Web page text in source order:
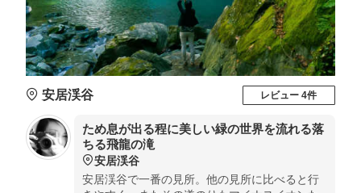
安居渓谷 レビュー 4件
ため息が出る程に美しい緑の世界を流れる落
ちる飛龍の滝
安居渓谷
安居渓谷で一番の見所。他の見所に比べると行